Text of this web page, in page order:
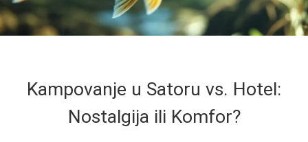
Kampovanje u Satoru vs. Hotel:
Nostalgija ili Komfor?